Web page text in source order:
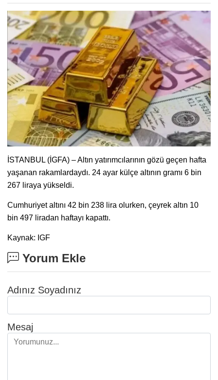
İSTANBUL (İGFA) – Altın yatırımcılarının gözü geçen hafta
yaşanan rakamlardaydı. 24 ayar külçe altının gramı 6 bin
267 liraya yükseldi.
Cumhuriyet altını 42 bin 238 lira olurken, çeyrek altın 10
bin 497 liradan haftayı kapattı.
Kaynak: IGF
Yorum Ekle
Adınız Soyadınız
Mesaj